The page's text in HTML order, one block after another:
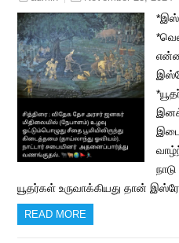
யூதர்கள் உருவாக்கியது தான்
READ MORE